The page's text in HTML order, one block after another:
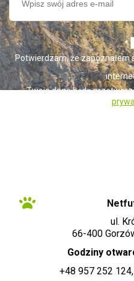
*
Potwierdzam, że zapoznałem
Twoje dane będą
ul.
66-400
Godziny
+48 957 252